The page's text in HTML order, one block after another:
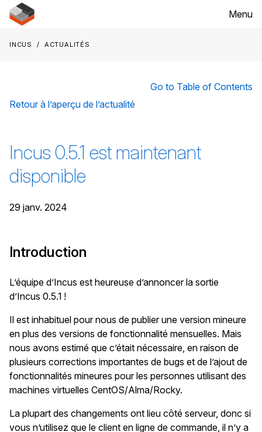
Menu
Incus Actualités
Go to Table of Contents
Retour à l’aperçu de l’actualité
Incus 0.5.1 est maintenant
disponible
29 janv. 2024
Introduction
L’équipe d’Incus est heureuse d’annoncer la sortie
d’Incus 0.5.1 !
Il est inhabituel pour nous de publier une version mineure
en plus des versions de fonctionnalité mensuelles. Mais
nous avons estimé que c’était nécessaire, en raison de
plusieurs corrections importantes de bugs et de l’ajout de
fonctionnalités mineures pour les personnes utilisant des
machines virtuelles CentOS/Alma/Rocky.
La plupart des changements ont lieu côté serveur, donc si
vous n’utilisez que le client en ligne de commande, il n’y a